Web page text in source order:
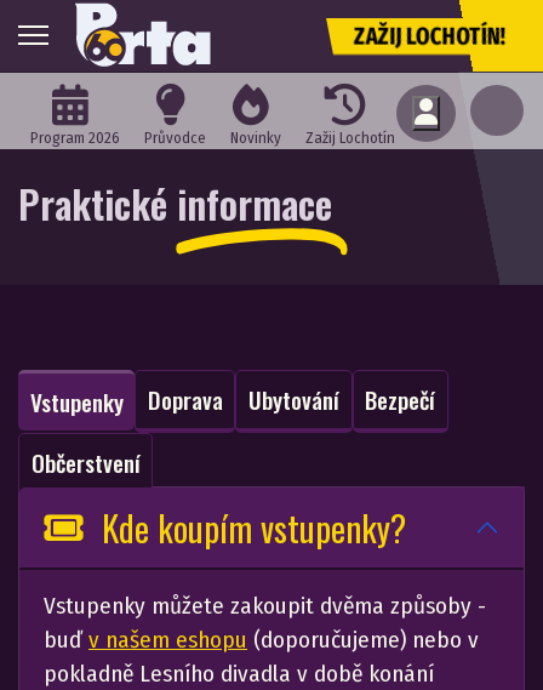
ZAŽIJ LOCHOTÍN!
Program 2026 Průvodce Novinky Zažij Lochotín
Praktické informace
Vstupenky Doprava Ubytování
Bezpečí
Občerstvení
Kde koupím vstupenky?
Vstupenky můžete zakoupit dvěma způsoby -
buďv našem eshopu (doporučujeme) nebo v
pokladně Lesního divadla v době konání